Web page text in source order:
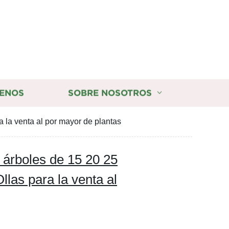
SOBRE NOSOTROS
la venta al por mayor de plantas
de 15 20 25
para la venta al